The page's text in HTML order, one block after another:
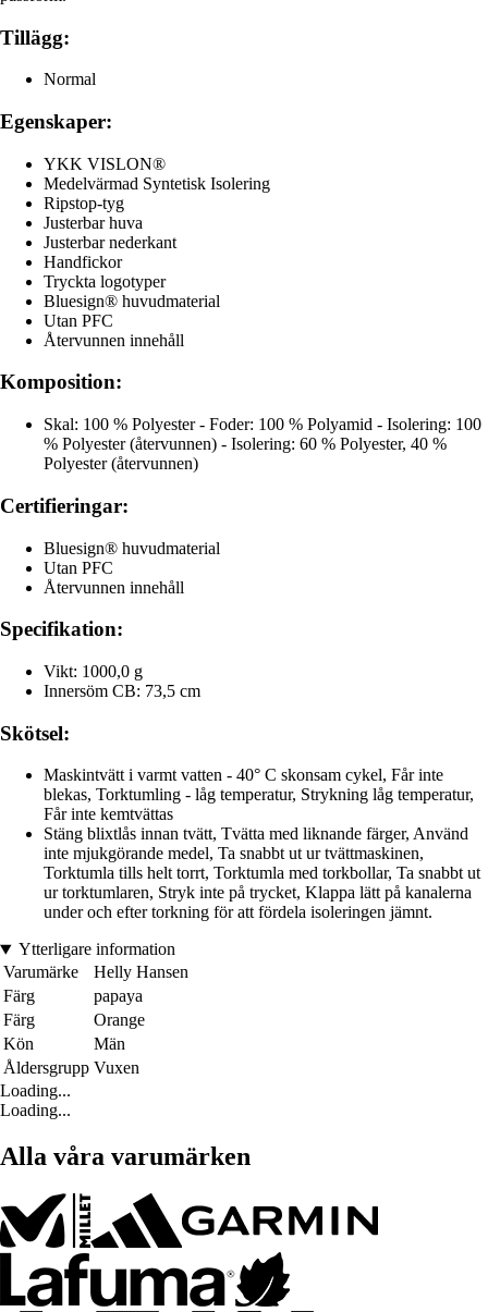
Tillägg:
Normal
Egenskaper:
YKK VISLON®
Medelvärmad Syntetisk Isolering
Ripstop-tyg
Justerbar huva
Justerbar nederkant
Handfickor
Tryckta logotyper
Bluesign® huvudmaterial
Utan PFC
Återvunnen innehåll
Komposition:
Skal: 100 % Polyester - Foder: 100 % Polyamid - Isolering: 100
% Polyester (återvunnen) - Isolering: 60 % Polyester, 40 %
Polyester (återvunnen)
Certifieringar:
Bluesign® huvudmaterial
Utan PFC
Återvunnen innehåll
Specifikation:
Vikt: 1000,0 g
Innersöm CB: 73,5 cm
Skötsel:
Maskintvätt i varmt vatten - 40° C skonsam cykel, Får inte
blekas, Torktumling - låg temperatur, Strykning låg temperatur,
Får inte kemtvättas
Stäng blixtlås innan tvätt, Tvätta med liknande färger, Använd
inte mjukgörande medel, Ta snabbt ut ur tvättmaskinen,
Torktumla tills helt torrt, Torktumla med torkbollar, Ta snabbt ut
ur torktumlaren, Stryk inte på trycket, Klappa lätt på kanalerna
under och efter torkning för att fördela isoleringen jämnt.
Ytterligare information
Varumärke
Helly Hansen
Färg
papaya
Färg
Orange
Kön
Män
Åldersgrupp Vuxen
Loading...
Loading...
Alla våra varumärken